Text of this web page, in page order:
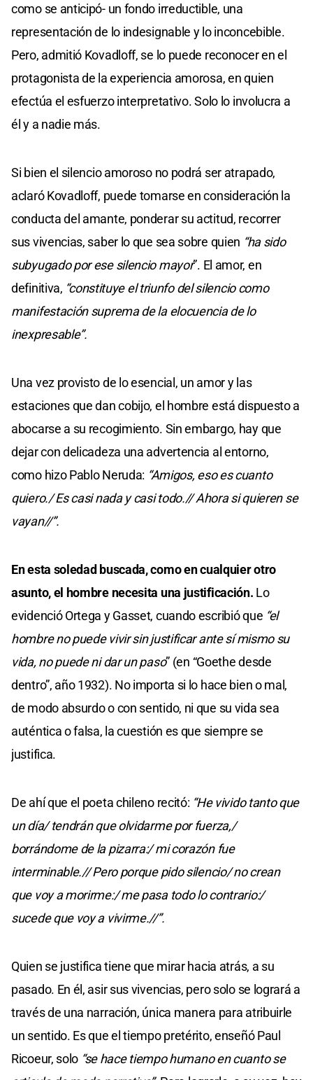
como se anticipó- un fondo irreductible, una
representación de lo indesignable y lo inconcebible.
Pero, admitió Kovadloff, se lo puede reconocer en el
protagonista de la experiencia amorosa, en quien
efectúa el esfuerzo interpretativo. Solo lo involucra a
él y a nadie más.
Si bien el silencio amoroso no podrá ser atrapado,
aclaró Kovadloff, puede tomarse en consideración la
conducta del amante, ponderar su actitud, recorrer
sus vivencias, saber lo que sea sobre quien “ha sido
subyugado por ese silencio mayor”. El amor, en
definitiva, “constituye el triunfo del silencio como
manifestación suprema de la elocuencia de lo
inexpresable”.
Una vez provisto de lo esencial, un amor y las
estaciones que dan cobijo, el hombre está dispuesto a
abocarse a su recogimiento. Sin embargo, hay que
dejar con delicadeza una advertencia al entorno,
como hizo Pablo Neruda: “Amigos, eso es cuanto
quiero./ Es casi nada y casi todo.// Ahora si quieren se
vayan//”.
En esta soledad buscada, como en cualquier otro
asunto, el hombre necesita una justificación. Lo
evidenció Ortega y Gasset, cuando escribió que “el
hombre no puede vivir sin justificar ante sí mismo su
vida, no puede ni dar un paso” (en “Goethe desde
dentro”, año 1932). No importa si lo hace bien o mal,
de modo absurdo o con sentido, ni que su vida sea
auténtica o falsa, la cuestión es que siempre se
justifica.
De ahí que el poeta chileno recitó: “He vivido tanto que
un día/ tendrán que olvidarme por fuerza,/
borrándome de la pizarra:/ mi corazón fue
interminable.// Pero porque pido silencio/ no crean
que voy a morirme:/ me pasa todo lo contrario:/
sucede que voy a vivirme.//”.
Quien se justifica tiene que mirar hacia atrás, a su
pasado. En él, asir sus vivencias, pero solo se logrará a
través de una narración, única manera para atribuirle
un sentido. Es que el tiempo pretérito, enseñó Paul
Ricoeur, solo “se hace tiempo humano en cuanto se